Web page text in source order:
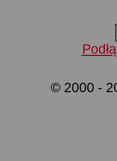
© 2000 -